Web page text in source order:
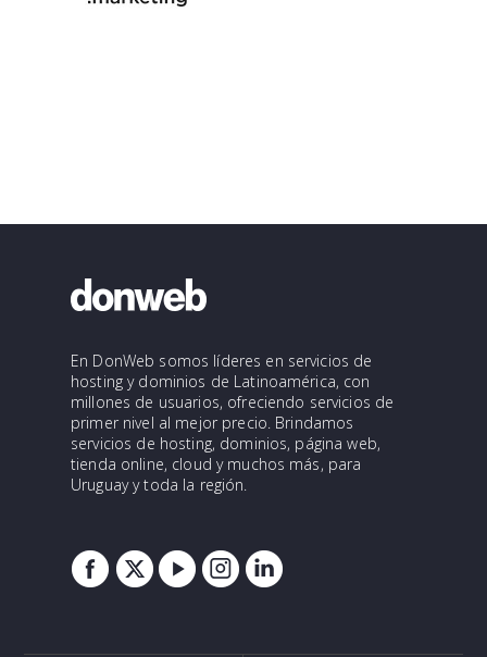
En DonWeb somos líderes en servicios de
hosting y dominios de Latinoamérica, con
millones de usuarios, ofreciendo servicios de
primer nivel al mejor precio. Brindamos
servicios de hosting, dominios, página web,
tienda online, cloud y muchos más, para
Uruguay y toda la región.